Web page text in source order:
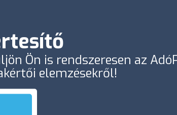
Ön is rendszeresen az
elemzésekről!